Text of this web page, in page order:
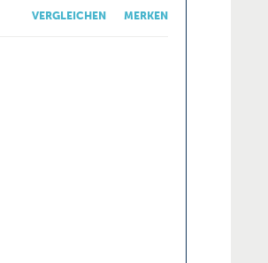
VERGLEICHEN MERKEN